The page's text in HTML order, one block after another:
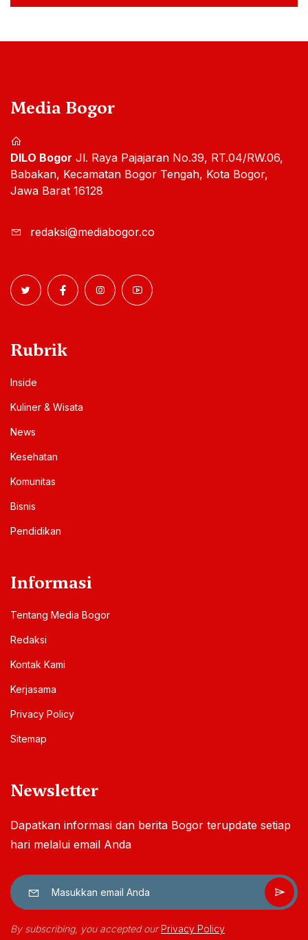
Media Bogor
DILO Bogor Jl. Raya Pajajaran No.39, RT.04/RW.06,
Babakan, Kecamatan Bogor Tengah, Kota Bogor,
Jawa Barat 16128
redaksi@mediabogor.co
Rubrik
Inside
Kuliner & Wisata
News
Kesehatan
Komunitas
Bisnis
Pendidikan
Informasi
Tentang Media Bogor
Redaksi
Kontak Kami
Kerjasama
Privacy Policy
Sitemap
Newsletter
Dapatkan informasi dan berita Bogor terupdate setiap
hari melalui email Anda
By subscribing, you accepted ourPrivacy Policy